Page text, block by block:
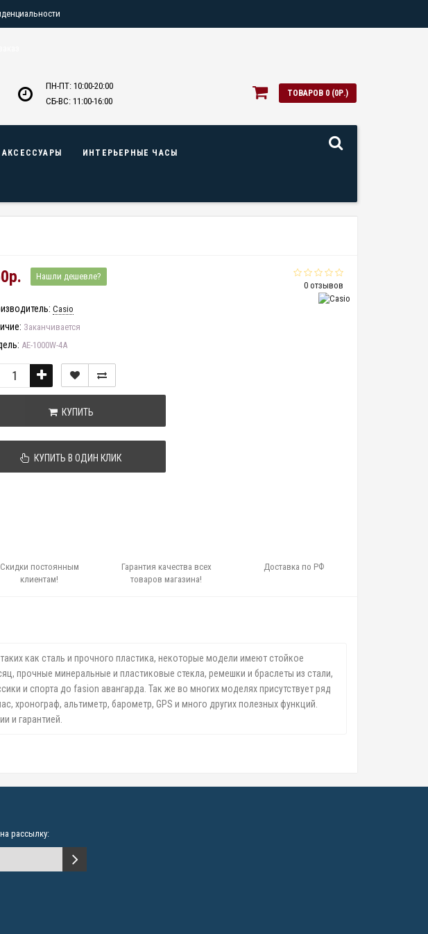
ПН-ПТ: 10:00-20:00
СБ-ВС: 11:00-16:00
ТОВАРОВ 0 (0Р.)
АКСЕССУАРЫ ИНТЕРЬЕРНЫЕ ЧАСЫ
0 отзывов
Нашли дешевле?
Casio
Заканчивается
AE-1000W-4A
КУПИТЬ
КУПИТЬ В ОДИН КЛИК
Скидки постоянным
клиентам!
Гарантия качества всех
товаров магазина!
Доставка по РФ
как сталь и прочного пластика, некоторые модели имеют стойкое
прочные минеральные и пластиковые стекла, ремешки и браслеты из стали,
и спорта до fasion авангарда. Так же во многих моделях присутствует ряд
хронограф, альтиметр, барометр, GPS и много других полезных функций.
и гарантией.
рассылку: